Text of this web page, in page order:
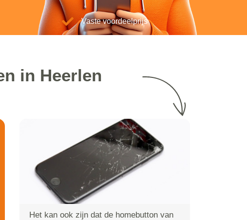
Vaste voordeelprijs
in Heerlen
Het kan ook zijn dat de homebutton van